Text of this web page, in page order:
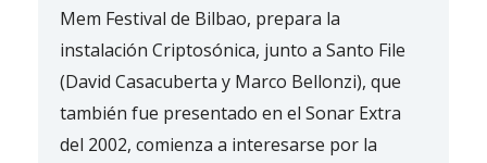
Mem Festival de Bilbao, prepara la
instalación Criptosónica, junto a Santo File
(David Casacuberta y Marco Bellonzi), que
también fue presentado en el Sonar Extra
del 2002, comienza a interesarse por la